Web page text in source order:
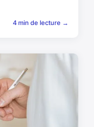
4 min de lecture →